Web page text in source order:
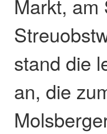
Markt, am
stand die
an, die